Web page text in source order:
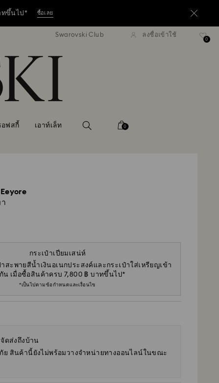
ทขึ้นไป* ซื้อเลย
ทขึ้นไป*
อ่านเพิ่มเติม
แบบธรรมดาที่มียอดสูงกว่า 3,670 ฿ ฟรีค่าจัดส่งแบบธรรมดาที่มียอดสูง
Swarovski Club ลงชื่อเข้าใช้
0
อฟสกี้ เอาท์เล็ท 0
กระเป๋าเปี่ยมเสน่ห์
สะพายสีน้ำเงินอเนกประสงค์และกระเป๋าใส่เหรียญเข้า
น เมื่อซื้อสินค้าครบ 7,800 ฿ บาทขึ้นไป*
*เป็นไปตามข้อกำหนดและเงื่อนไข
ดส่งถึงบ้าน
ย สินค้านี้ยังไม่พร้อมวางจำหน่ายทางออนไลน์ในขณะ